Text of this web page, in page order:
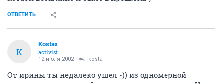
ОТВЕТИТЬ
K
Kostas
activist
12 июля 2002 kosta
От ирины ты недалеко ушел -)) из одномерной